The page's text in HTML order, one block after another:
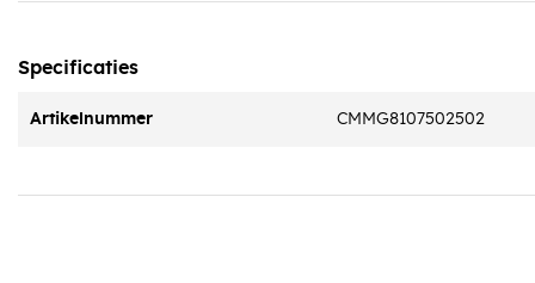
Specificaties
Artikelnummer CMMG8107502502